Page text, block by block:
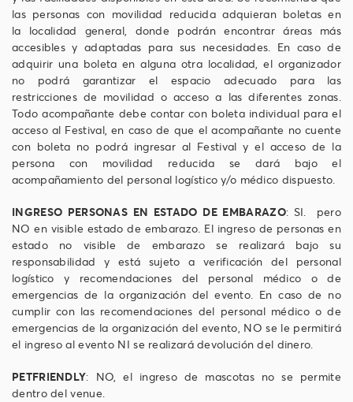
las personas con movilidad reducida adquieran boletas en
la localidad general, donde podrán encontrar áreas más
accesibles y adaptadas para sus necesidades. En caso de
adquirir una boleta en alguna otra localidad, el organizador
no podrá garantizar el espacio adecuado para las
restricciones de movilidad o acceso a las diferentes zonas.
Todo acompañante debe contar con boleta individual para el
acceso al Festival, en caso de que el acompañante no cuente
con boleta no podrá ingresar al Festival y el acceso de la
persona con movilidad reducida se dará bajo el
acompañamiento del personal logístico y/o médico dispuesto.
INGRESO PERSONAS EN ESTADO DE EMBARAZO: SI. pero
NO en visible estado de embarazo. El ingreso de personas en
estado no visible de embarazo se realizará bajo su
responsabilidad y está sujeto a verificación del personal
logístico y recomendaciones del personal médico o de
emergencias de la organización del evento. En caso de no
cumplir con las recomendaciones del personal médico o de
emergencias de la organización del evento, NO se le permitirá
el ingreso al evento NI se realizará devolución del dinero.
PETFRIENDLY: NO, el ingreso de mascotas no se permite
dentro del venue.